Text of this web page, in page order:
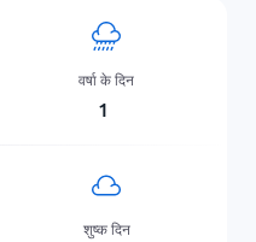
वर्षा के दिन
1
शुष्क दिन